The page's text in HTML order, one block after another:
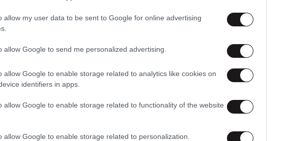
allow my user data to be sent to Google for online advertising
allow Google to send me personalized advertising.
allow Google to enable storage related to analytics like cookies on
identifiers in apps.
allow Google to enable storage related to functionality of the website
allow Google to enable storage related to personalization.
Κώστας Αχ. Καραμανλής: Οι Σερραίες
και οι Σερραίοι έδωσαν απάντηση
επιθέσεις που δέχτηκα
Αποτελέσματα –
Καραμανλή στις